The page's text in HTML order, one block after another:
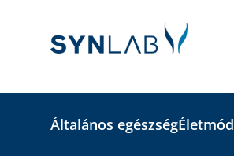
Általános egészségÉletmód